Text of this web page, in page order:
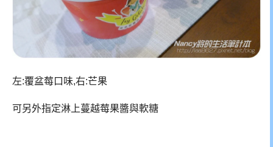
左:覆盆莓口味,右:芒果
可另外指定淋上蔓越莓果醬與軟糖